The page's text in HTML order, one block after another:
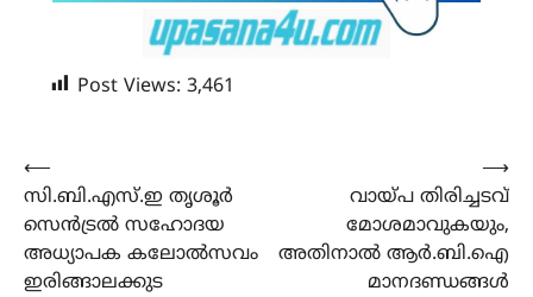
Post Views: 3,461
Post
navigation
⟵
സി.ബി.എസ്.ഇ തൃശൂർ
സെൻട്രൽ സഹോദയ
അധ്യാപക കലോൽസവം
ഇരിങ്ങാലക്കുട
വായ്‌പ തിരിച്ചടവ്
മോശമാവുകയും,
അതിനാൽ ആർ.ബി.ഐ
മാനദണ്ഡങ്ങൾ
⟶